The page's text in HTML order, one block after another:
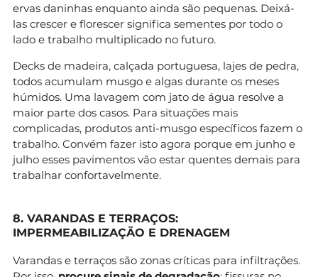
ervas daninhas enquanto ainda são pequenas. Deixá-
las crescer e florescer significa sementes por todo o
lado e trabalho multiplicado no futuro.
Decks de madeira, calçada portuguesa, lajes de pedra,
todos acumulam musgo e algas durante os meses
húmidos. Uma lavagem com jato de água resolve a
maior parte dos casos. Para situações mais
complicadas, produtos anti-musgo específicos fazem o
trabalho. Convém fazer isto agora porque em junho e
julho esses pavimentos vão estar quentes demais para
trabalhar confortavelmente.
8. VARANDAS E TERRAÇOS:
IMPERMEABILIZAÇÃO E DRENAGEM
Varandas e terraços são zonas críticas para infiltrações.